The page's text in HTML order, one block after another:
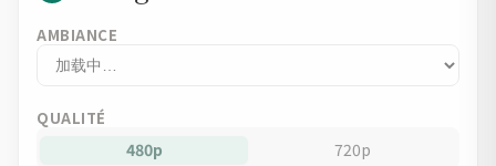
AMBIANCE
QUALITÉ
480p 720p